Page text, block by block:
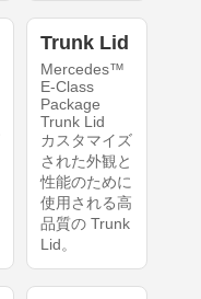
Trunk Lid
Mercedes™
E-Class
Package
Trunk Lid
カスタマイズ
された外観と
性能のために
使用される高
品質の Trunk
Lid。